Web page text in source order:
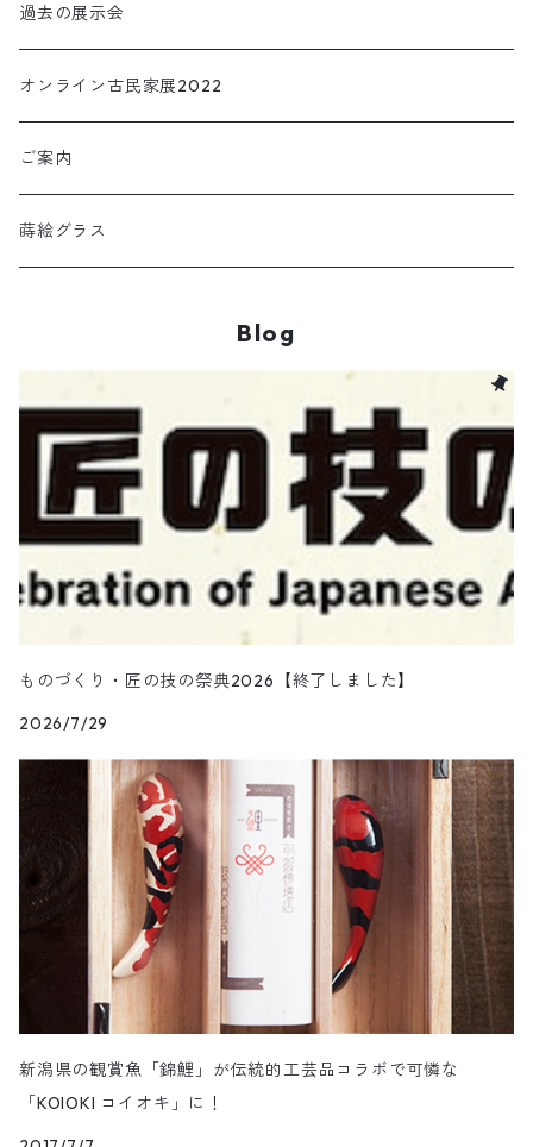
小物・インテリア
TORIOKI トリオキ
過去の展示会
オンライン古民家展2022
ご案内
蒔絵グラス
Blog
ものづくり・匠の技の祭典2026【終了しました】
2026/7/29
新潟県の観賞魚「錦鯉」が伝統的工芸品コラボで可憐な
「KOIOKI コイオキ」に！